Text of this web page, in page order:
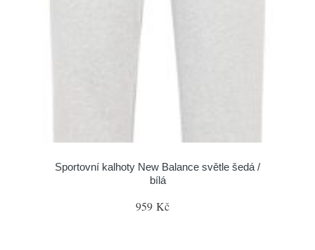
Sportovní kalhoty New Balance světle šedá /
bílá
959 Kč